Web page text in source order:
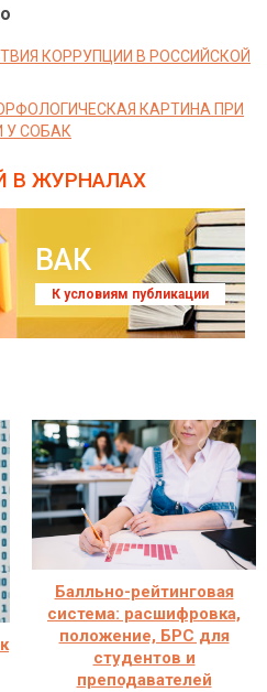
КОРРУПЦИИ В РОССИЙСКОЙ
КАРТИНА ПРИ
У СОБАК
В ЖУРНАЛАХ
ВАК
К условиям публикации
Балльно-рейтинговая
система: расшифровка,
положение, БРС для
студентов и
преподавателей